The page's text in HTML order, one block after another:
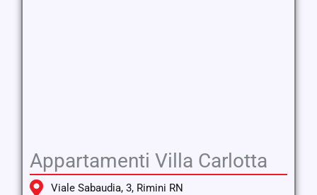
Appartamenti Villa Carlotta
Viale Sabaudia, 3, Rimini RN